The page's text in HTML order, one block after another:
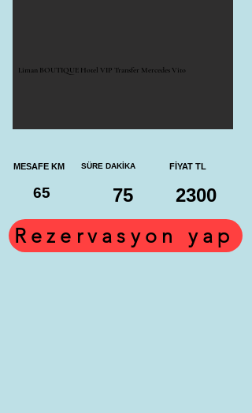
Liman BOUTIQUE Hotel VIP Transfer Mercedes Vito
MESAFE KM
65
SÜRE DAKİKA
75
FİYAT TL
2300
Rezervasyon yap